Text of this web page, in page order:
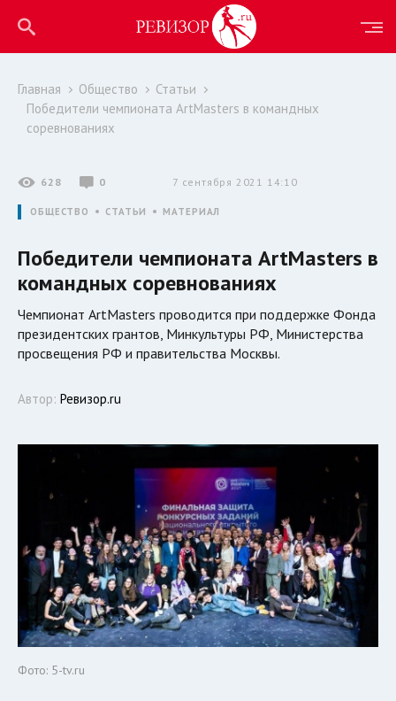
Главная Общество
Статьи
Победители чемпионата ArtMasters в командных
соревнованиях
628 0 7 сентября 2021 14:10
ОБЩЕСТВО СТАТЬИ МАТЕРИАЛ
Победители чемпионата ArtMasters в
командных соревнованиях
Чемпионат ArtMasters проводится при поддержке Фонда
президентских грантов, Минкультуры РФ, Министерства
просвещения РФ и правительства Москвы.
Автор: Ревизор.ru
Фото: 5-tv.ru